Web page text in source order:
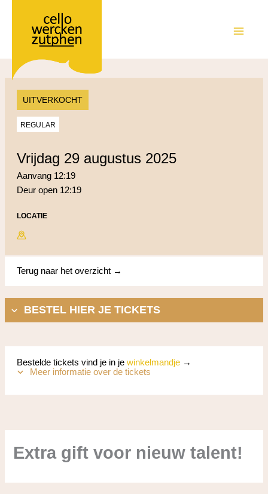
Extra gift voor nieuw talent!
UITVERKOCHT
REGULAR
vrijdag 29 augustus 2025
Aanvang 12:19
Deur open 12:19
LOCATIE
Terug naar het overzicht →
BESTEL HIER JE TICKETS
Bestelde tickets vind je in je winkelmandje→
Meer informatie over de tickets